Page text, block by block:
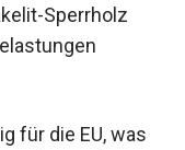
Sperrholz
für die EU, was